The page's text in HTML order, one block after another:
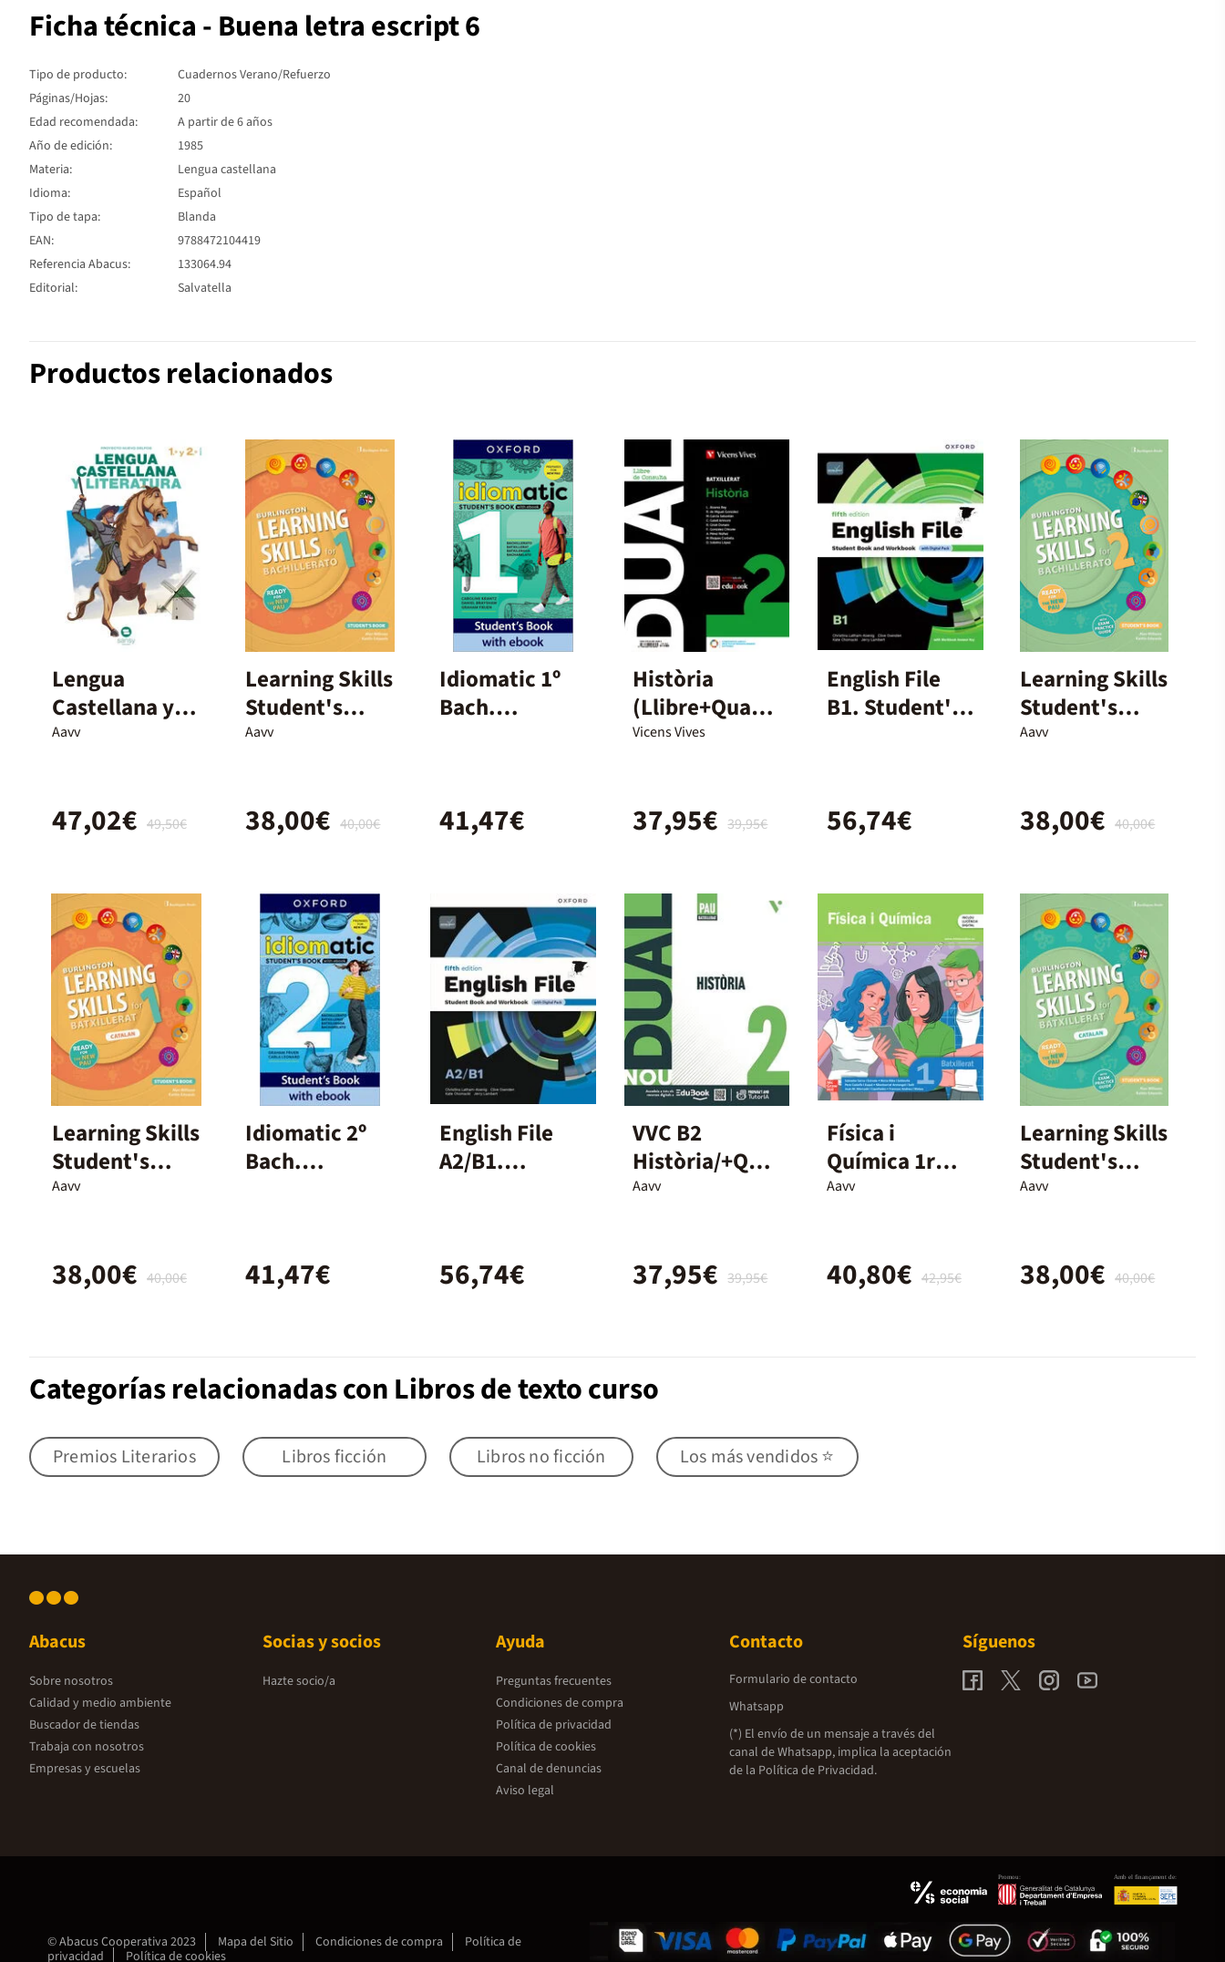
Ficha técnica - Buena letra escript 6
Tipo de producto:
Cuadernos Verano/Refuerzo
Páginas/Hojas:
20
Edad recomendada:
A partir de 6 años
Año de edición:
1985
Materia:
Lengua castellana
Idioma:
Español
Tipo de tapa:
Blanda
EAN:
9788472104419
Referencia Abacus:
133064.94
Editorial:
Salvatella
Productos relacionados
Lengua
Castellana y
Literatura – 1º
Nuevo
Aavv
49,50€
47,02€
Learning Skills
Student's
Book - 1º
Aavv
40,00€
38,00€
Idiomatic 1º
Bach.
41,47€
Història
(Llibre+Quade
rn+Digital)
Vicens Vives
39,95€
37,95€
English File
B1. Student's
Key Pack)
56,74€
Learning Skills
Student's
Book - 2º
Aavv
40,00€
38,00€
Learning Skills
Student's
Book - 1r Batx.
Aavv
40,00€
38,00€
Idiomatic 2º
Bach.
41,47€
English File
A2/B1.
Digital
56,74€
VVC B2
Història/+QA+
DG/DUAL/26
Aavv
39,95€
37,95€
Física i
Química 1r
Batxillerat
Aavv
42,95€
40,80€
Learning Skills
Student's
Book - 2n
Aavv
40,00€
38,00€
Categorías relacionadas con Libros de texto curso
Premios Literarios Libros ficción Libros no ficción Los más vendidos ⭐
Abacus
Sobre nosotros
Calidad y medio ambiente
Buscador de tiendas
Trabaja con nosotros
Empresas y escuelas
Socias y socios
Hazte socio/a
Ayuda
Preguntas frecuentes
Condiciones de compra
Política de privacidad
Política de cookies
Canal de denuncias
Aviso legal
Contacto
Formulario de contacto
Whatsapp
(*) El envío de un mensaje a través del
canal de Whatsapp, implica la aceptación
de la Política de Privacidad.
Síguenos
Promou: Amb el finançament de:
© Abacus Cooperativa 2023 Mapa del Sitio Condiciones de compra
Política de
privacidad
Política de cookies